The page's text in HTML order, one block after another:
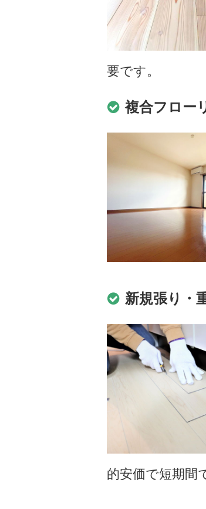
要です。
複合フロー
新規張り・
的安価で短期間